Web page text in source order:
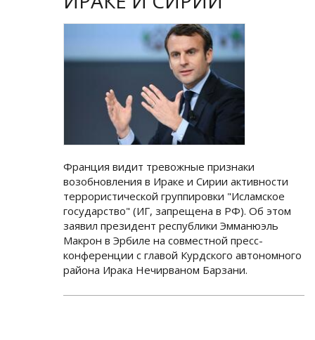
Франция видит тревожные признаки
возобновления в Ираке и Сирии активности
террористической группировки "Исламское
государство" (ИГ, запрещена в РФ). Об этом
заявил президент республики Эмманюэль
Макрон в Эрбиле на совместной пресс-
конференции с главой Курдского автономного
района Ирака Нечирваном Барзани.